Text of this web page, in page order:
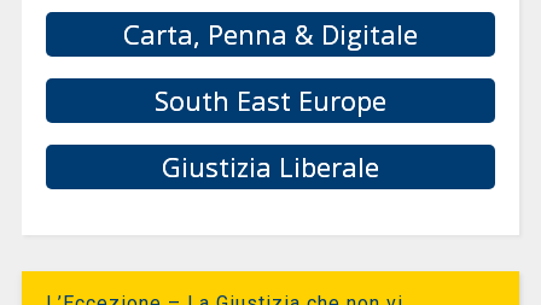
Carta, Penna & Digitale
South East Europe
Giustizia Liberale